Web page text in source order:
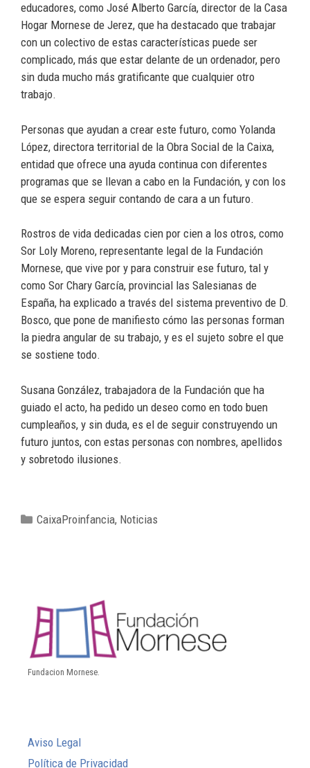
educadores, como José Alberto García, director de la Casa
Hogar Mornese de Jerez, que ha destacado que trabajar
con un colectivo de estas características puede ser
complicado, más que estar delante de un ordenador, pero
sin duda mucho más gratificante que cualquier otro
trabajo.
Personas que ayudan a crear este futuro, como Yolanda
López, directora territorial de la Obra Social de la Caixa,
entidad que ofrece una ayuda continua con diferentes
programas que se llevan a cabo en la Fundación, y con los
que se espera seguir contando de cara a un futuro.
Rostros de vida dedicadas cien por cien a los otros, como
Sor Loly Moreno, representante legal de la Fundación
Mornese, que vive por y para construir ese futuro, tal y
como Sor Chary García, provincial las Salesianas de
España, ha explicado a través del sistema preventivo de D.
Bosco, que pone de manifiesto cómo las personas forman
la piedra angular de su trabajo, y es el sujeto sobre el que
se sostiene todo.
Susana González, trabajadora de la Fundación que ha
guiado el acto, ha pedido un deseo como en todo buen
cumpleaños, y sin duda, es el de seguir construyendo un
futuro juntos, con estas personas con nombres, apellidos
y sobretodo ilusiones.
CaixaProinfancia, Noticias
Fundacion Mornese.
Aviso Legal
Política de Privacidad